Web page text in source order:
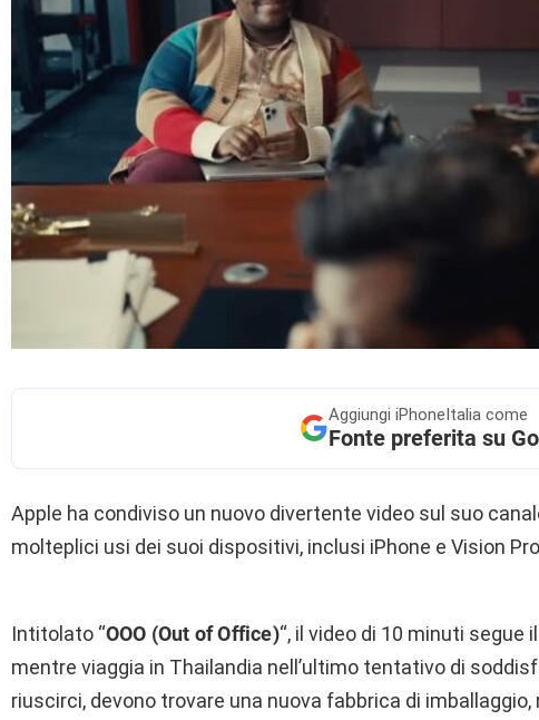
Aggiungi iPhoneItalia come
Fonte preferita su
Apple ha condiviso un nuovo divertente video sul suo
molteplici usi dei suoi dispositivi, inclusi iPhone e Vision
Intitolato “OOO (Out of Office)“, il video di 10 minuti segue
mentre viaggia in Thailandia nell’ultimo tentativo di
riuscirci, devono trovare una nuova fabbrica di